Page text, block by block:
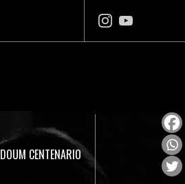
CENTENARIO